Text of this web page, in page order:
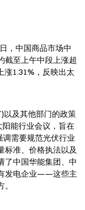
，中国商品市场中
截至上午中段上涨超
涨1.31%，反映出太
以及其他部门的政策
能行业会议，旨在
调需要规范光伏行业
标准、价格执法以及
了中国华能集团、中
发电企业——这些主